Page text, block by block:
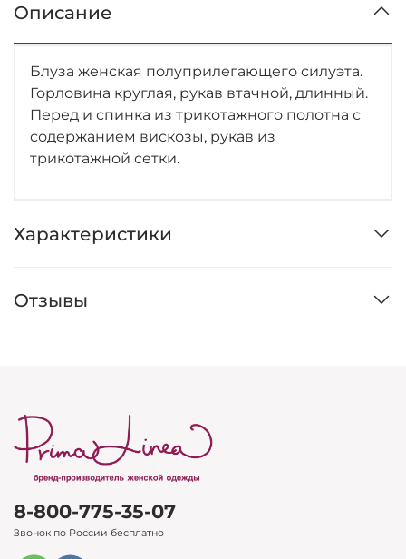
Описание
Блуза женская полуприлегающего силуэта.
Горловина круглая, рукав втачной, длинный.
Перед и спинка из трикотажного полотна с
содержанием вискозы, рукав из
трикотажной сетки.
Характеристики
Отзывы
8-800-775-35-07
Звонок по России бесплатно